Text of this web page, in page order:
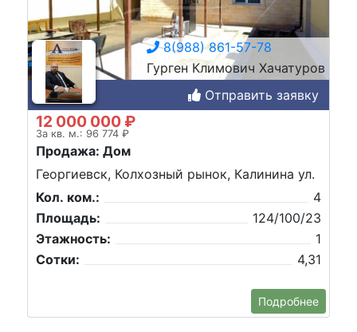
8(988) 861-57-78
Гурген Климович Хачатуров
Отправить заявку
12 000 000 ₽
За кв. м.: 96 774 ₽
Продажа: Дом
Георгиевск, Колхозный рынок, Калинина ул.
Кол. ком.:
4
Площадь:
124/100/23
Этажность:
1
Сотки:
4,31
Подробнее